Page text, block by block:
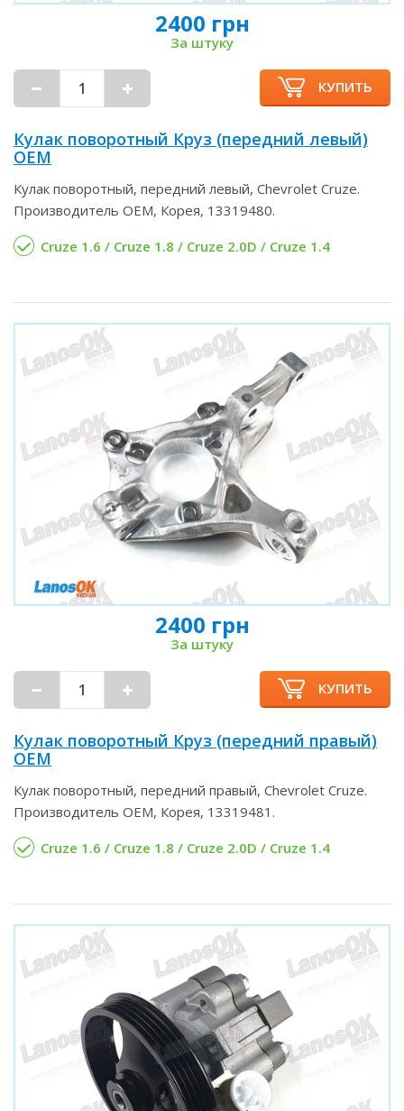
2400 грн
За штуку
КУПИТЬ
Кулак поворотный Круз (передний левый)
OEM
Кулак поворотный, передний левый, Chevrolet Cruze.
Производитель OEM, Корея, 13319480.
Cruze 1.6 / Cruze 1.8 / Cruze 2.0D / Cruze 1.4
2400 грн
За штуку
КУПИТЬ
Кулак поворотный Круз (передний правый)
OEM
Кулак поворотный, передний правый, Chevrolet Cruze.
Производитель OEM, Корея, 13319481.
Cruze 1.6 / Cruze 1.8 / Cruze 2.0D / Cruze 1.4